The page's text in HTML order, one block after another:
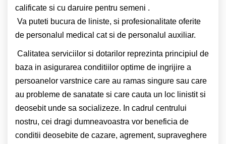
calificate si cu daruire pentru semeni .
Va puteti bucura de liniste, si profesionalitate oferite
de personalul medical cat si de personalul auxiliar.
Calitatea serviciilor si dotarilor reprezinta principiul de
baza in asigurarea conditiilor optime de ingrijire a
persoanelor varstnice care au ramas singure sau care
au probleme de sanatate si care cauta un loc linistit si
deosebit unde sa socializeze. In cadrul centrului
nostru, cei dragi dumneavoastra vor beneficia de
conditii deosebite de cazare, agrement, supraveghere